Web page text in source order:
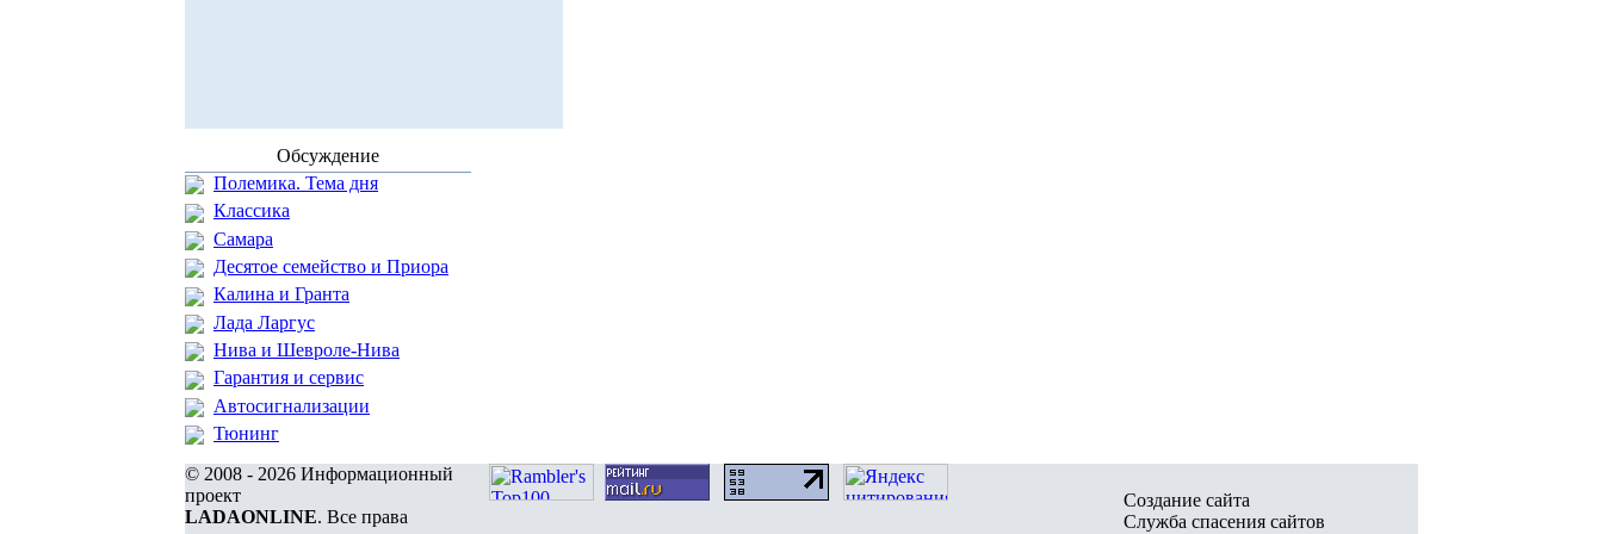
Обсуждение
Полемика. Тема дня
Классика
Самара
Десятое семейство и Приора
Калина и Гранта
Лада Ларгус
Нива и Шевроле-Нива
Гарантия и сервис
Автосигнализации
Тюнинг
© 2008 - 2026 Информационный
проект
LADAONLINE. Все права
Создание сайта
Служба спасения сайтов